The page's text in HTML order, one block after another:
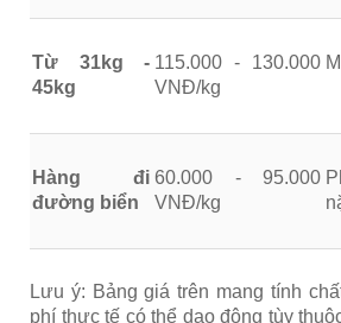
Từ 31kg -
45kg
115.000 - 130.000
VNĐ/kg
Hàng đi
đường biển
60.000 - 95.000
VNĐ/kg
Lưu ý: Bảng giá trên mang tính
phí thực tế có thể dao động tùy